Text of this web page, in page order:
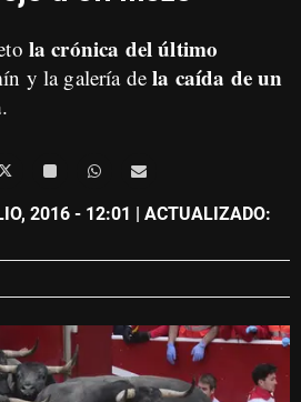
la crónica del último
y la galería dela caída de un
.
2016 - 12:01
| ACTUALIZADO: